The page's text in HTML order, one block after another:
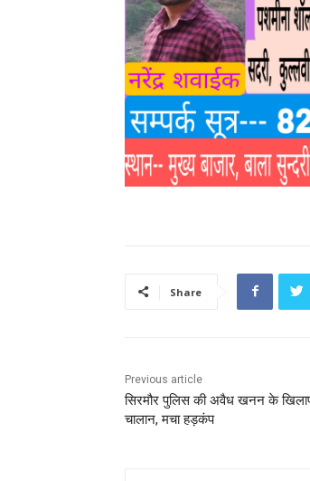
Share
Previous article
सिरमौर पुलिस की अवैध खनन के खिलाफ
चालान, मचा हड़कंप